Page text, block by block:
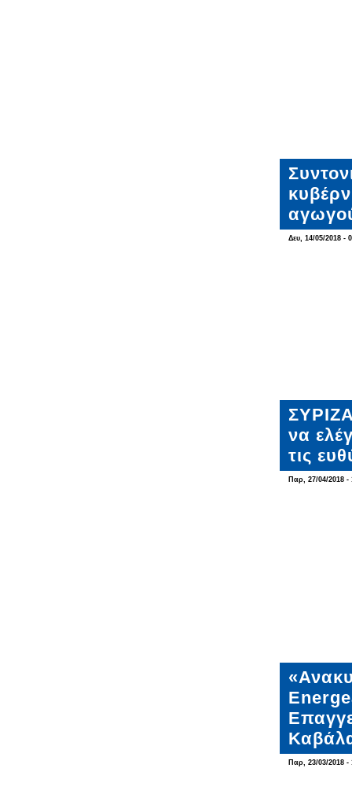
Δευ, 14/05/2018 -
να
τις
Παρ, 27/04/2018 -
Παρ, 23/03/2018 -